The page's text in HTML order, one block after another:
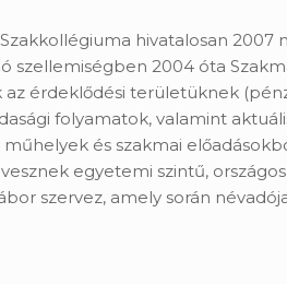
hivatalosan 2007
2004 óta
érdeklődési területüknek
folyamatok, valamint
és szakmai
egyetemi szintű,
szervez, amely során